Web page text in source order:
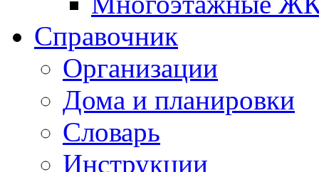
Справочник
Организации
Дома и планировки
Словарь
Инструкции